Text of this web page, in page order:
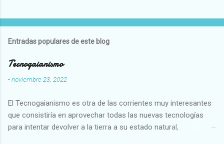
Entradas populares de este blog
Tecnogaianismo
-noviembre 23, 2022
El Tecnogaianismo es otra de las corrientes muy interesantes
que consistiría en aprovechar todas las nuevas tecnologías
para intentar devolver a la tierra a su estado natural,